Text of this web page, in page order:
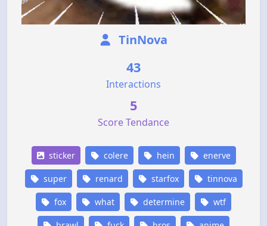
TinNova
43
Interactions
5
Score Tendance
sticker colere hein enerve
super renard starfox tinnova
fox what determine wtf